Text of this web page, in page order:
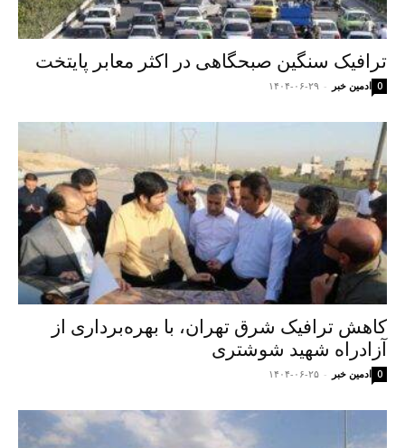
ترافیک سنگین صبحگاهی در اکثر معابر پایتخت
ادمین خبر - ۱۴۰۴-۰۶-۲۹ 0
کاهش ترافیک شرق تهران، با بهره‌برداری از
آزادراه شهید شوشتری
ادمین خبر - ۱۴۰۴-۰۶-۲۵ 0